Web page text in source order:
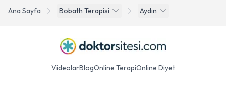
Ana Sayfa Bobath Terapisi Aydın
VideolarBlogOnline TerapiOnline Diyet